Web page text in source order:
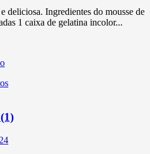
deliciosa. Ingredientes do mousse de
1 caixa de gelatina incolor...